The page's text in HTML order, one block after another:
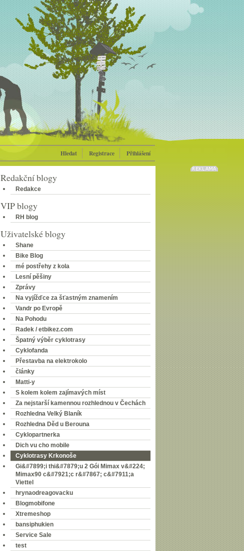
Hledat Registrace Přihlášení
Redakční blogy
Redakce
VIP blogy
RH blog
Uživatelské blogy
Shane
Bike Blog
mé postřehy z kola
Lesní pěšiny
Zprávy
Na vyjížďce za šťastným znamením
Vandr po Evropě
Na Pohodu
Radek / etbikez.com
Špatný výběr cyklotrasy
Cyklofanda
Přestavba na elektrokolo
články
Matti-y
S kolem kolem zajímavých míst
Za nejstarší kamennou rozhlednou v Čechách
Rozhledna Velký Blaník
Rozhledna Děd u Berouna
Cyklopartnerka
Dich vu cho mobile
Cyklotrasy Krkonoše
Gi&#7899;i thi&#7879;u 2 Gói Mimax v&#224;
Mimax90 c&#7921;c r&#7867; c&#7911;a
Viettel
hrynaodreagovacku
Blogmobifone
Xtremeshop
bansiphukien
Service Sale
test